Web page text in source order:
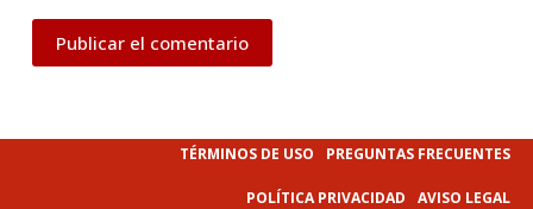
Publicar el comentario
TÉRMINOS DE USO PREGUNTAS FRECUENTES
POLÍTICA PRIVACIDAD AVISO LEGAL